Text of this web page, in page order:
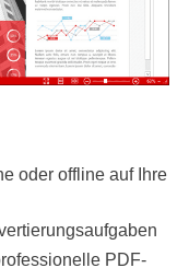
oder offline auf Ihre
PDF-